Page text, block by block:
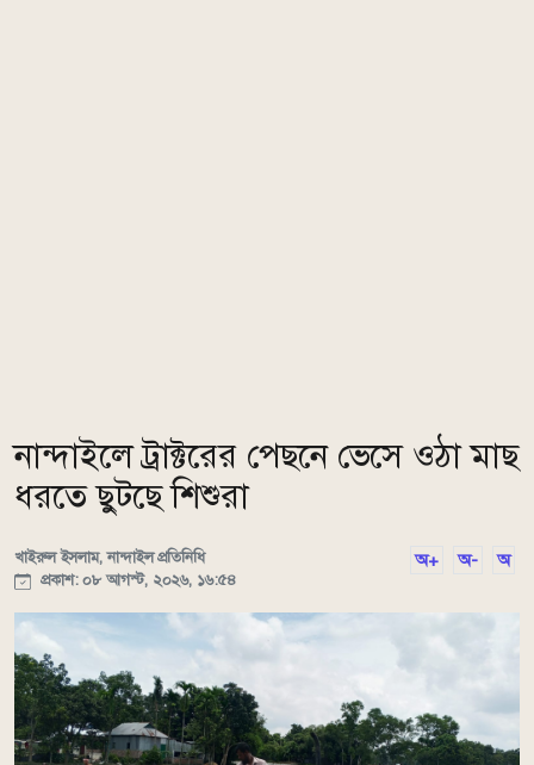
নান্দাইলে ট্রাক্টরের পেছনে ভেসে ওঠা মাছ
ধরতে ছুটছে শিশুরা
খাইরুল ইসলাম, নান্দাইল প্রতিনিধি
প্রকাশ: ০৮ আগস্ট, ২০২৬, ১৬:৫৪
অ+ অ- অ